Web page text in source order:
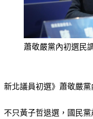
蕭敬嚴黨內初選民
新北議員初選》蕭敬嚴
不只黃子哲退選，國民